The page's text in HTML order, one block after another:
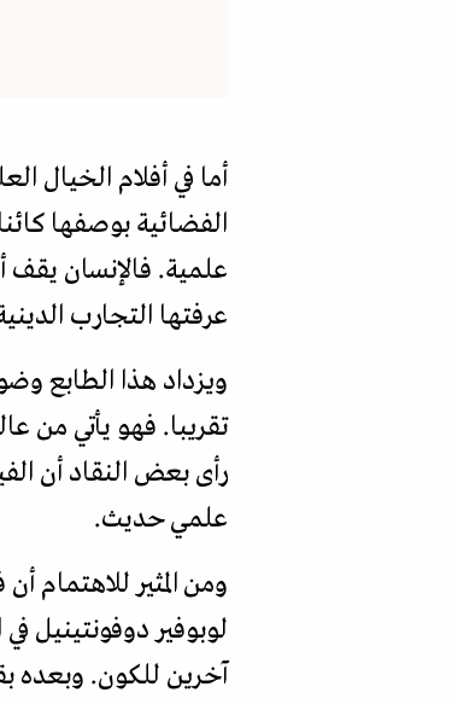
أما في أفلام الخيال
الفضائية بوصفها
علمية. فالإنسان
عرفتها التجارب
ويزداد هذا الطابع
تقريبا. فهو يأتي من
رأى بعض النقاد أن
علمي حديث.
ومن المثير للاهتمام
لوبوفير دوفونتينيل
آخرين للكون. وبعده